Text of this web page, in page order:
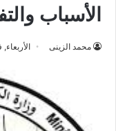
الأسباب
محمد الزينى الأربعاء, فبراير